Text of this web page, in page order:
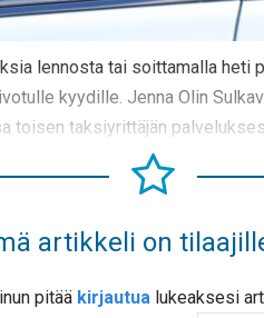
lennosta tai soittamalla
kyydille. Jenna Olin
toisen taksiyrittäjän
artikkeli on
pitää kirjautua lukeaksesi